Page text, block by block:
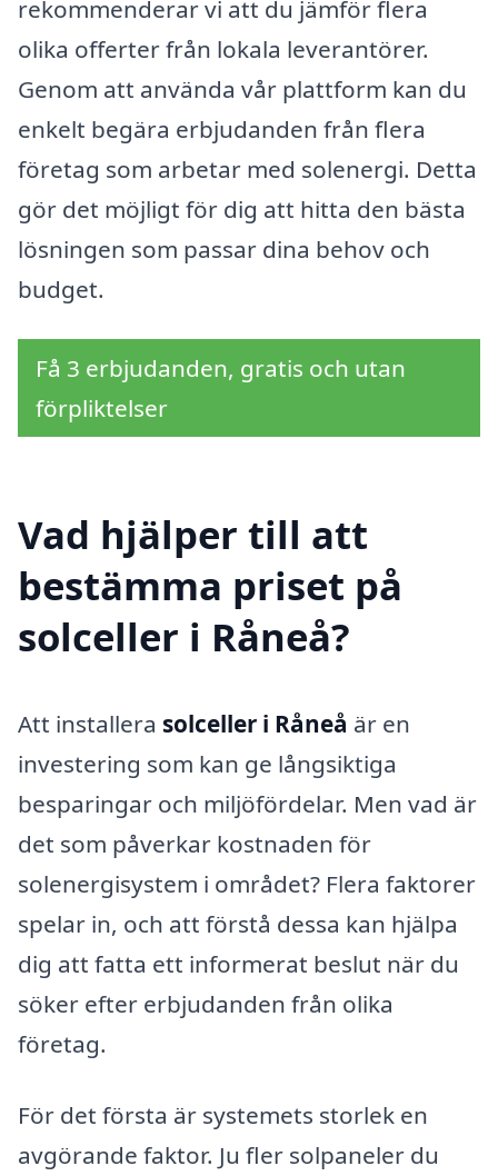
rekommenderar vi att du jämför flera
olika offerter från lokala leverantörer.
Genom att använda vår plattform kan du
enkelt begära erbjudanden från flera
företag som arbetar med solenergi. Detta
gör det möjligt för dig att hitta den bästa
lösningen som passar dina behov och
budget.
Få 3 erbjudanden, gratis och utan
förpliktelser
Vad hjälper till att
bestämma priset på
solceller i Råneå?
Att installera solceller i Råneå är en
investering som kan ge långsiktiga
besparingar och miljöfördelar. Men vad är
det som påverkar kostnaden för
solenergisystem i området? Flera faktorer
spelar in, och att förstå dessa kan hjälpa
dig att fatta ett informerat beslut när du
söker efter erbjudanden från olika
företag.
För det första är systemets storlek en
avgörande faktor. Ju fler solpaneler du